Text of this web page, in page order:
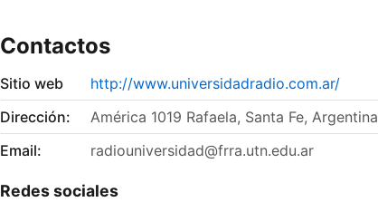
Contactos
Sitio web
http://www.universidadradio.com.ar/
Dirección:
América 1019 Rafaela, Santa Fe, Argentina
Email:
radiouniversidad@frra.utn.edu.ar
Redes sociales